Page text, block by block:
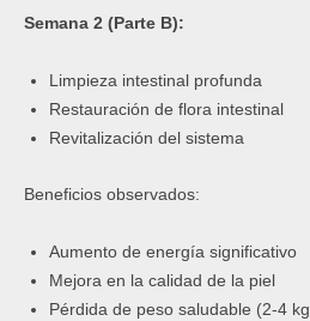
Semana 2 (Parte B):
Limpieza intestinal profunda
Restauración de flora intestinal
Revitalización del sistema
Beneficios observados:
Aumento de energía significativo
Mejora en la calidad de la piel
Pérdida de peso saludable (2-4 kg